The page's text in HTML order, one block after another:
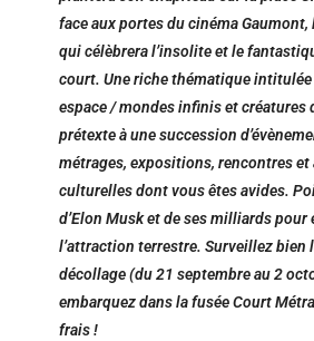
face aux portes du cinéma
qui célèbrera l’insolite et le
court. Une riche thématique intitulée
espace / mondes infinis et créatures
prétexte à une succession
métrages, expositions, rencontres et
culturelles dont vous êtes avides.
d’Elon Musk et de ses milliards pour
l’attraction terrestre. Surveillez bien
décollage (du 21 septembre au 2
embarquez dans la fusée Court
frais !